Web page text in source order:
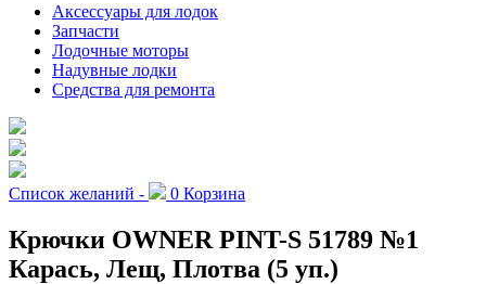
Аксессуары для лодок
Запчасти
Лодочные моторы
Надувные лодки
Средства для ремонта
Список желаний - 0 Корзина
Крючки OWNER PINT-S 51789 №1
Карась, Лещ, Плотва (5 уп.)